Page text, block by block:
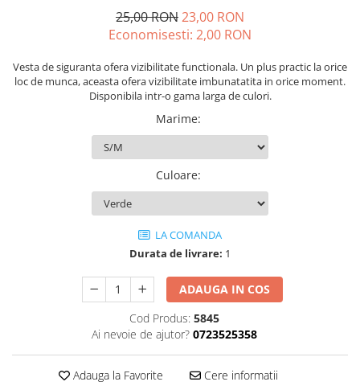
Accesorii motocoase
Foarfece de tuns gard viu si
Masini si tractorase de tuns
Motosape si motoburghie
Mănuși protecție
Hidrofoare
Motopompe
25,00 RON23,00 RON
Economisesti: 2,00 RON
Vesta de siguranta ofera vizibilitate functionala. Un plus practic la orice
loc de munca, aceasta ofera vizibilitate imbunatatita in orice moment.
Disponibila intr-o gama larga de culori.
Marime:
Culoare:
LA COMANDA
Durata de livrare: 1
ADAUGA IN COS
Cod Produs: 5845
Ai nevoie de ajutor? 0723525358
Adauga la Favorite Cere informatii